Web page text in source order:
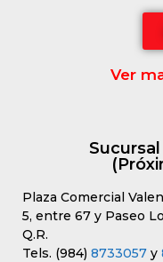
Ver
Plaza Comercial
5, entre 67 y Paseo
Q.R.
Tels. (984) 8733057 y